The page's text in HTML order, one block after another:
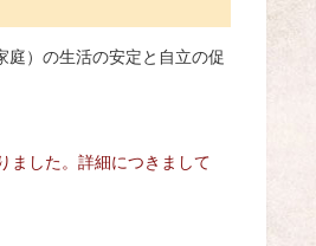
庭）の生活の安定と自立の促
ました。詳細につきまして